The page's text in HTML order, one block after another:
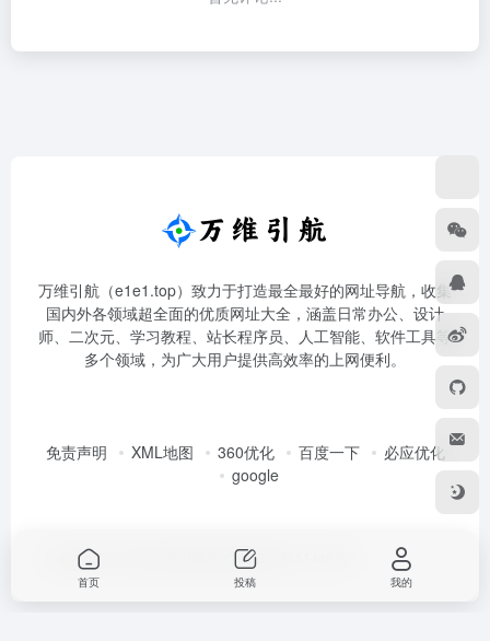
万维引航（e1e1.top）致力于打造最全最好的网址导航，收集
国内外各领域超全面的优质网址大全，涵盖日常办公、设计
师、二次元、学习教程、站长程序员、人工智能、软件工具等
多个领域，为广大用户提供高效率的上网便利。
免责声明 XML地图 360优化 百度一下
必应优化
google
Copyright © 2026 皖ICP备2021011410号-1
首页 投稿 我的